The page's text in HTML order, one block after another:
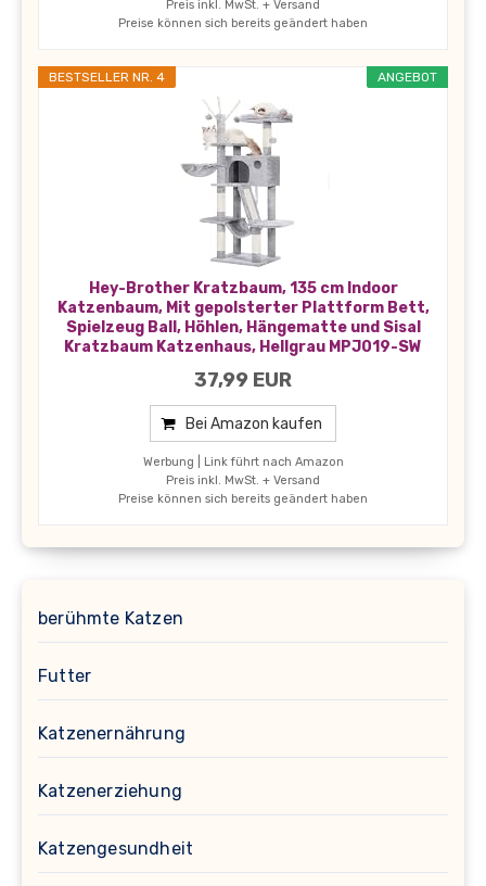
Preis inkl. MwSt. + Versand
Preise können sich bereits geändert haben
ANGEBOT
BESTSELLER NR. 4
Hey-Brother Kratzbaum, 135 cm Indoor
Katzenbaum, Mit gepolsterter Plattform Bett,
Spielzeug Ball, Höhlen, Hängematte und Sisal
Kratzbaum Katzenhaus, Hellgrau MPJ019-SW
37,99 EUR
Bei Amazon kaufen
Werbung | Link führt nach Amazon
Preis inkl. MwSt. + Versand
Preise können sich bereits geändert haben
berühmte Katzen
Futter
Katzenernährung
Katzenerziehung
Katzengesundheit